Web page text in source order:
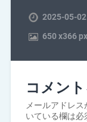
2025-05-02
650x366 px
コメン
メールアドレス
いている欄は必